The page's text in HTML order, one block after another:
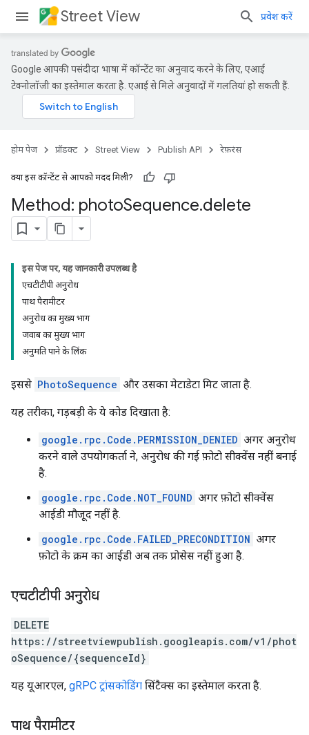
Street View प्रवेश करें
Google आपकी पसंदीदा भाषा में कॉन्टेंट का अनुवाद करने के लिए, एआई
टेक्नोलॉजी का इस्तेमाल करता है. एआई से मिले अनुवादों में गलतियां हो सकती हैं.
होम पेज प्रॉडक्ट Street View Publish API रेफ़रंस
क्या इस कॉन्टेंट से आपको मदद मिली?
Method: photoSequence.delete
इस पेज पर, यह जानकारी उपलब्ध है
एचटीटीपी अनुरोध
पाथ पैरामीटर
अनुरोध का मुख्य भाग
जवाब का मुख्य भाग
अनुमति पाने के लिंक
इससे PhotoSequence और उसका मेटाडेटा मिट जाता है.
यह तरीका, गड़बड़ी के ये कोड दिखाता है:
google.rpc.Code.PERMISSION_DENIED अगर अनुरोध
करने वाले उपयोगकर्ता ने, अनुरोध की गई फ़ोटो सीक्वेंस नहीं बनाई
है.
google.rpc.Code.NOT_FOUND अगर फ़ोटो सीक्वेंस
आईडी मौजूद नहीं है.
google.rpc.Code.FAILED_PRECONDITION अगर
फ़ोटो के क्रम का आईडी अब तक प्रोसेस नहीं हुआ है.
एचटीटीपी अनुरोध
DELETE
https://streetviewpublish.googleapis.com/v1/phot
oSequence/{sequenceId}
यह यूआरएल, gRPC ट्रांसकोडिंग सिंटैक्स का इस्तेमाल करता है.
पाथ पैरामीटर